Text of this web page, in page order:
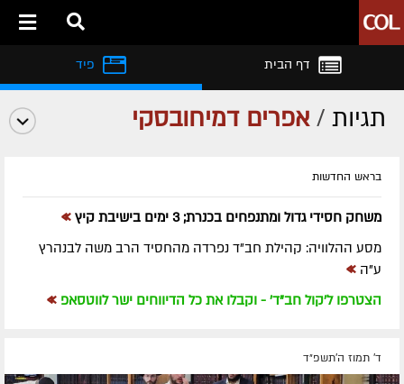
דף הבית
תגיות /אפרים דמיחובסקי
בראש החדשות
משחק חסידי גדול ומתנפחים בכנרת; 3 ימים בישיבת קיץ »
מסע ההלוויה: קהילת חב"ד נפרדה מהחסיד הרב משה לבנהרץ
ע"ה »
הצטרפו ל'קול חב"ד' - וקבלו את כל הדיווחים ישר לווטסאפ »
ד' תמוז ה׳תשפ״ד